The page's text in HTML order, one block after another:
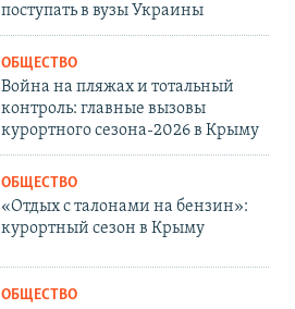
поступать в вузы Украины
ОБЩЕСТВО
Война на пляжах и тотальный
контроль: главные вызовы
курортного сезона-2026 в Крыму
ОБЩЕСТВО
«Отдых с талонами на бензин»:
курортный сезон в Крыму
ОБЩЕСТВО